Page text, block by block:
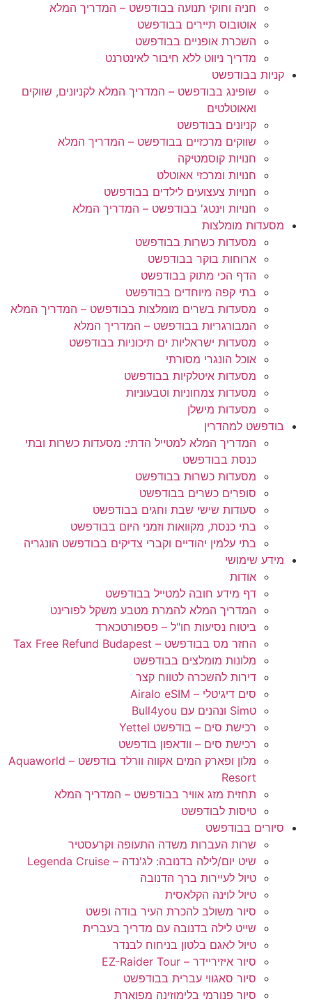
חניה וחוקי תנועה בבודפשט – המדריך המלא
אוטובוס תיירים בבודפשט
השכרת אופניים בבודפשט
מדריך ניווט ללא חיבור לאינטרנט
קניות בבודפשט
שופינג בבודפשט – המדריך המלא לקניונים, שווקים
ואאוטלטים
קניונים בבודפשט
שווקים מרכזיים בבודפשט – המדריך המלא
חנויות קוסמטיקה
חנויות ומרכזי אאוטלט
חנויות צעצועים לילדים בבודפשט
חנויות וינטג' בבודפשט – המדריך המלא
מסעדות מומלצות
מסעדות כשרות בבודפשט
ארוחות בוקר בבודפשט
הדף הכי מתוק בבודפשט
בתי קפה מיוחדים בבודפשט
מסעדות בשרים מומלצות בבודפשט – המדריך המלא
המבורגריות בבודפשט – המדריך המלא
מסעדות ישראליות ים תיכוניות בבודפשט
אוכל הונגרי מסורתי
מסעדות איטלקיות בבודפשט
מסעדות צמחוניות וטבעוניות
מסעדות מישלן
בודפשט למהדרין
המדריך המלא למטייל הדתי: מסעדות כשרות ובתי
כנסת בבודפשט
מסעדות כשרות בבודפשט
סופרים כשרים בבודפשט
סעודות שישי שבת וחגים בבודפשט
בתי כנסת, מקוואות וזמני היום בבודפשט
בתי עלמין יהודיים וקברי צדיקים בבודפשט הונגריה
מידע שימושי
אודות
דף מידע חובה למטייל בבודפשט
המדריך המלא להמרת מטבע משקל לפורינט
ביטוח נסיעות חו"ל – פספורטכארד
החזר מס בבודפשט – Tax Free Refund Budapest
מלונות מומלצים בבודפשט
דירות להשכרה לטווח קצר
סים דיגיטלי – Airalo eSIM
טSim ונהנים עם Bull4you
רכישת סים – בודפשט Yettel
רכישת סים – וודאפון בודפשט
מלון ופארק המים אקווה וורלד בודפשט – Aquaworld
Resort
תחזית מזג אוויר בבודפשט – המדריך המלא
טיסות לבודפשט
סיורים בבודפשט
שרות העברות משדה התעופה וקרעסטיר
שיט יום/לילה בדנובה: לג'נדה – Legenda Cruise
טיול לעיירות ברך הדנובה
טיול לוינה הקלאסית
סיור משולב להכרת העיר בודה ופשט
שייט לילה בדנובה עם מדריך בעברית
טיול לאגם בלטון בניחוח לבנדר
סיור איזיריידר – EZ-Raider Tour
סיור סאגווי עברית בבודפשט
סיור פנורמי בלימוזינה מפוארת